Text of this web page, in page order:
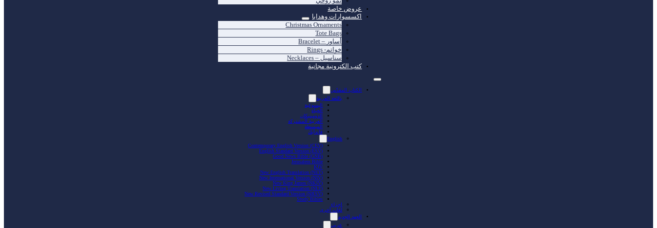
عروض خاصة
اكسسوارات وهدايا
Christmas Ornaments
Tote Bags
أساور – Bracelet
خواتم- Rings
سناسيل – Necklaces
كتب الكترونية مجانية
الكتاب المقدّس
باللغة العربية
اليسوعية
الحياة
الدومينيكان
العربية المشتركة
المبسطة
فاندايك
English
Contemporary English Version (CEV)
English Standard Version (ESV)
Good News Bible (GNB)
Jerusalem Bible
KJV
New English Translation (NET)
New International Version (NIV)
New King James (NKJV)
New Living Translation (NLT)
New Revised Standard Version (NRSV)
Study Bibles
اجزاء
لغات أخرى
العهد الجديد
عربي